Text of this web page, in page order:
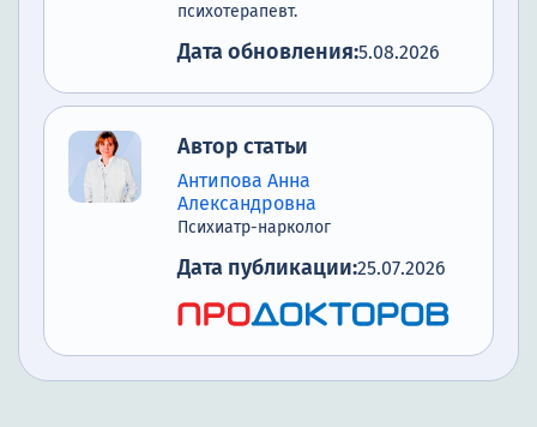
психотерапевт.
Дата обновления:5.08.2026
Автор статьи
Антипова Анна
Александровна
Психиатр-нарколог
Дата публикации:25.07.2026